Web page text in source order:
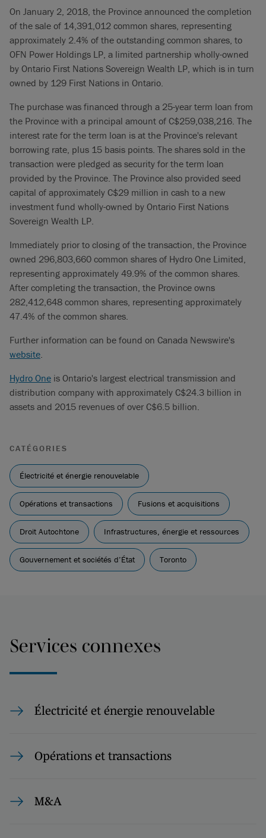
On January 2, 2018, the Province announced the completion
of the sale of 14,391,012 common shares, representing
approximately 2.4% of the outstanding common shares, to
OFN Power Holdings LP, a limited partnership wholly-owned
by Ontario First Nations Sovereign Wealth LP, which is in turn
owned by 129 First Nations in Ontario.
The purchase was financed through a 25-year term loan from
the Province with a principal amount of C$259,038,216. The
interest rate for the term loan is at the Province's relevant
borrowing rate, plus 15 basis points. The shares sold in the
transaction were pledged as security for the term loan
provided by the Province. The Province also provided seed
capital of approximately C$29 million in cash to a new
investment fund wholly-owned by Ontario First Nations
Sovereign Wealth LP.
Immediately prior to closing of the transaction, the Province
owned 296,803,660 common shares of Hydro One Limited,
representing approximately 49.9% of the common shares.
After completing the transaction, the Province owns
282,412,648 common shares, representing approximately
47.4% of the common shares.
Further information can be found on Canada Newswire's
website.
Hydro One is Ontario's largest electrical transmission and
distribution company with approximately C$24.3 billion in
assets and 2015 revenues of over C$6.5 billion.
CATÉGORIES
Électricité et énergie renouvelable
Opérations et transactions Fusions et acquisitions
Droit Autochtone Infrastructures, énergie et ressources
Gouvernement et sociétés d’État Toronto
Services connexes
Électricité et énergie renouvelable
Opérations et transactions
M&A